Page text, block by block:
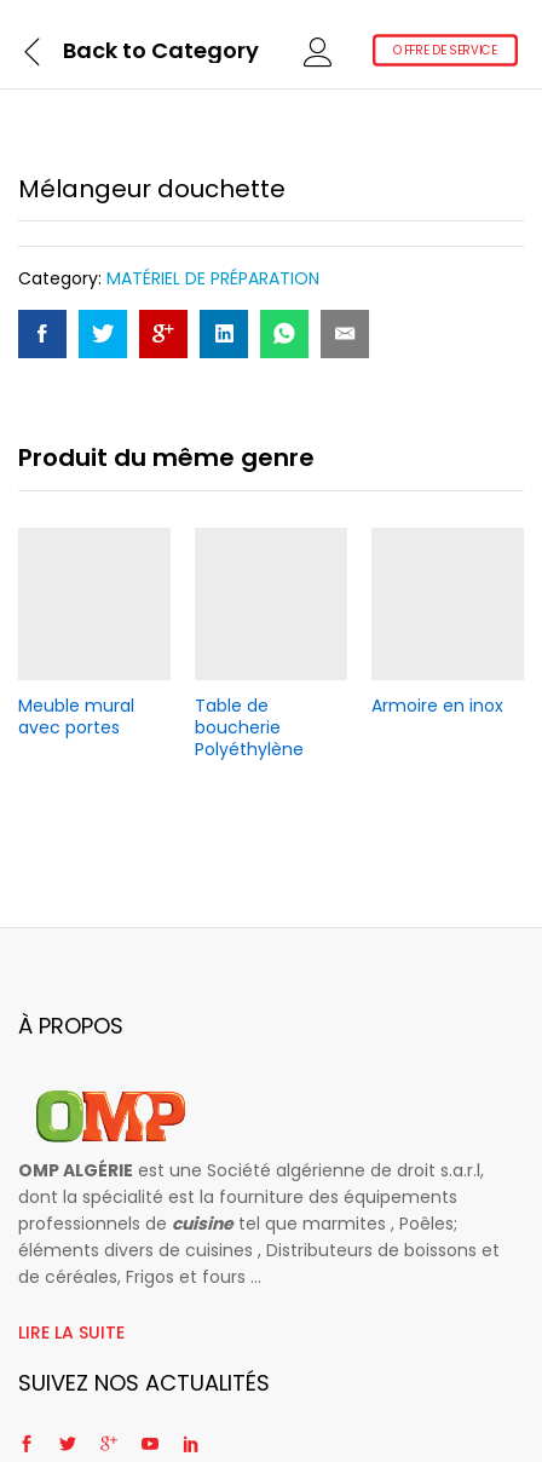
Back to Category OFFRE DE SERVICE
Mélangeur douchette
Category: MATÉRIEL DE PRÉPARATION
Produit du même genre
Meuble mural
avec portes
Table de
boucherie
Polyéthylène
Armoire en inox
À PROPOS
OMP ALGÉRIE est une Société algérienne de droit s.a.r.l,
dont la spécialité est la fourniture des équipements
professionnels de cuisine tel que marmites , Poêles;
éléments divers de cuisines , Distributeurs de boissons et
de céréales, Frigos et fours ...
LIRE LA SUITE
SUIVEZ NOS ACTUALITÉS